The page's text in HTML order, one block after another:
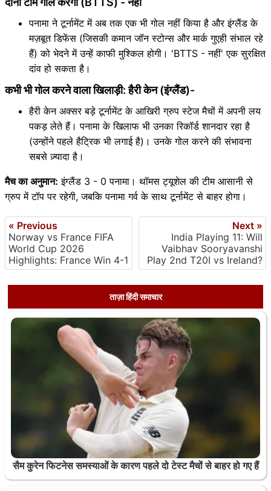
पनामा ने टूर्नामेंट में अब तक एक भी गोल नहीं किया है और इंग्लैंड के
मज़बूत डिफेंस (जिसकी कमान जॉन स्टोन्स और मार्क गुएही संभाल रहे
हैं) को भेदने में उन्हें काफी मुश्किल होगी। 'BTTS - नहीं' एक सुरक्षित
दांव हो सकता है।
कभी भी गोल करने वाला खिलाड़ी: हैरी केन (इंग्लैंड)-
हैरी केन अक्सर बड़े टूर्नामेंट के आखिरी ग्रुप स्टेज मैचों में अपनी लय
पकड़ लेते हैं। पनामा के खिलाफ भी उनका रिकॉर्ड शानदार रहा है
(उन्होंने पहले हैट्रिक भी लगाई है)। उनके गोल करने की संभावना
सबसे ज़्यादा है।
मैच का अनुमान: इंग्लैंड 3 - 0 पनामा। थॉमस ट्यूशेल की टीम आसानी से
ग्रुप में टॉप पर रहेगी, जबकि पनामा गर्व के साथ टूर्नामेंट से बाहर होगा।
« Previous
Norway vs France FIFA
World Cup 2026
Highlights: France Win 4-1
Next »
India Playing 11: Will
Vaibhav Sooryavanshi
Play 2nd T20I vs Ireland?
ताज़ा हिंदी समाचार
सैम कुरेन फिटनेस समस्याओं के कारण पहले दो टेस्ट मैचों से बाहर हो गए हैं